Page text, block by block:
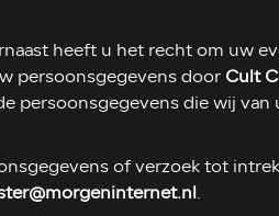
heeft u het recht om uw
persoonsgegevens door Cult
persoonsgegevens die wij van
of verzoek tot
.